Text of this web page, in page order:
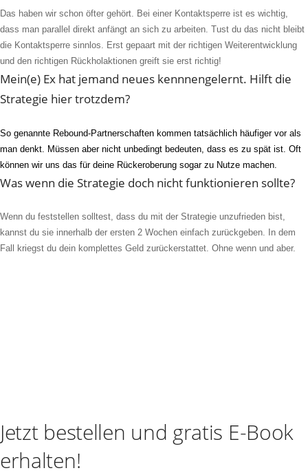
Das haben wir schon öfter gehört. Bei einer Kontaktsperre ist es wichtig,
dass man parallel direkt anfängt an sich zu arbeiten. Tust du das nicht bleibt
die Kontaktsperre sinnlos. Erst gepaart mit der richtigen Weiterentwicklung
und den richtigen Rückholaktionen greift sie erst richtig!
Mein(e) Ex hat jemand neues kennnengelernt. Hilft die
Strategie hier trotzdem?
So genannte Rebound-Partnerschaften kommen tatsächlich häufiger vor als
man denkt Müssen aber nicht unbedingt bedeuten, dass es zu spät ist. Oft
können wir uns das für deine Rückeroberung sogar zu Nutze machen
Was wenn die Strategie doch nicht funktionieren sollte?
Wenn du feststellen solltest, dass du mit der Strategie unzufrieden bist,
kannst du sie innerhalb der ersten 2 Wochen einfach zurückgeben. In dem
Fall kriegst du dein komplettes Geld zurückerstattet. Ohne wenn und aber.
Jetzt bestellen und gratis E-Book
erhalten!